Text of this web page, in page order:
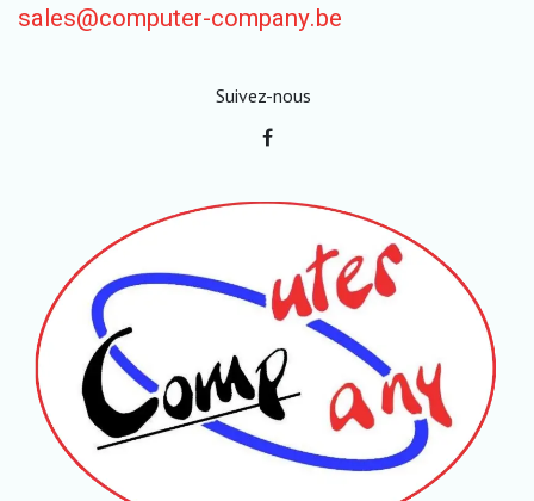
sales@computer-company.be
Suivez-nous